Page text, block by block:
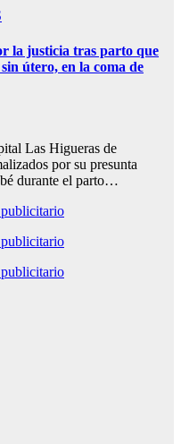
la justicia tras parto que
útero, en la coma de
Las Higueras de
por su presunta
durante el parto…